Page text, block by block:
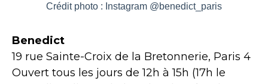
Crédit photo : Instagram @benedict_paris
Benedict
19 rue Sainte-Croix de la Bretonnerie, Paris 4
Ouvert tous les jours de 12h à 15h (17h le